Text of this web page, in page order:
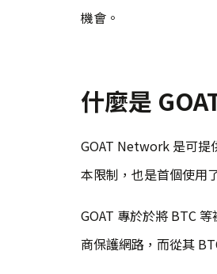
機會。
什麼是
GOAT Network 是可提
本限制，也是首個使用
GOAT 專於於將 BTC
商保護網路，而從其